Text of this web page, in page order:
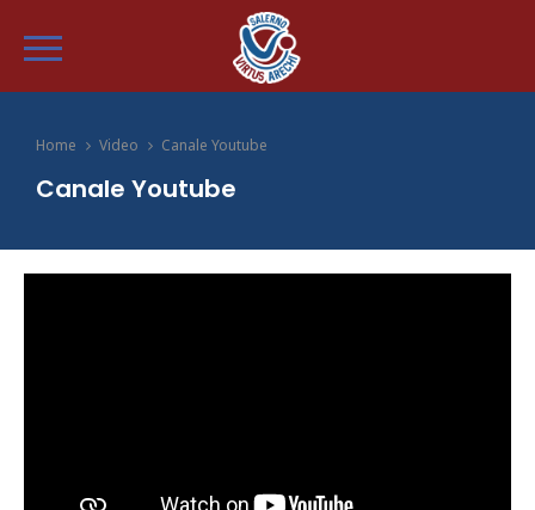
Home Video Canale Youtube
Canale Youtube